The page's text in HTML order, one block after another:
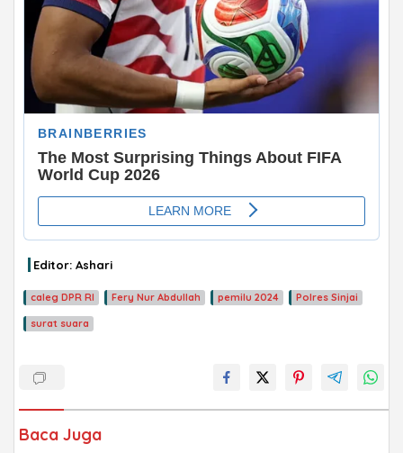
Editor: Ashari
caleg DPR RI Fery Nur Abdullah pemilu 2024 Polres Sinjai
surat suara
Baca Juga